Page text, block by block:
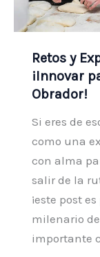
Retos y
¡Innovar
Obrador!
Si eres de
como una
con alma
salir de la
¡este post
milenario
importante